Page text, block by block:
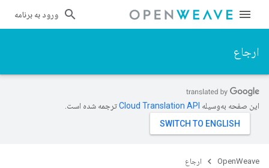
ورود به برنامه
ارجاع
این صفحه به‌وسیله ترجمه شده است.
OpenWeave ارجاع